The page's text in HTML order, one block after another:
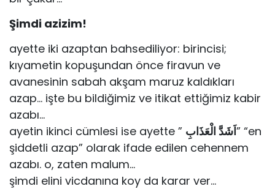
Şimdi azizim!
ayette iki azaptan bahsediliyor: birincisi;
kıyametin kopuşundan önce firavun ve
avanesinin sabah akşam maruz kaldıkları
azap… işte bu bildiğimiz ve itikat ettiğimiz kabir
azabı…
ayetin ikinci cümlesi ise ayette ” اَشَدَّ الْعَذَابِ” “en
şiddetli azap” olarak ifade edilen cehennem
azabı. o, zaten malum…
şimdi elini vicdanına koy da karar ver…